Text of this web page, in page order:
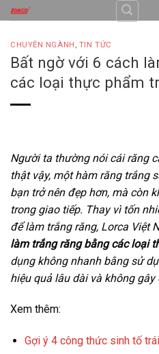
Skip
to
content
CHUYÊN NGÀNH , TIN TỨC
Bất ngờ với 6 cách
các loại thực phẩm
Người ta thường nói cái răng
thật vậy, một hàm răng trắng
bạn trở nên đẹp hơn, mà còn
trong giao tiếp. Thay vì tốn
để làm trắng răng, Lorca Việt
làm trắng răng bằng các loại
dụng không nhanh bằng sử
hiệu quả lâu dài và không gây
Xem thêm:
Gợi ý 4 công thức sinh tố